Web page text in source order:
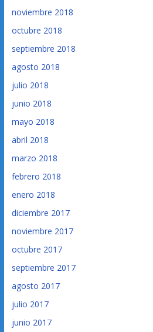
noviembre 2018
octubre 2018
septiembre 2018
agosto 2018
julio 2018
junio 2018
mayo 2018
abril 2018
marzo 2018
febrero 2018
enero 2018
diciembre 2017
noviembre 2017
octubre 2017
septiembre 2017
agosto 2017
julio 2017
junio 2017